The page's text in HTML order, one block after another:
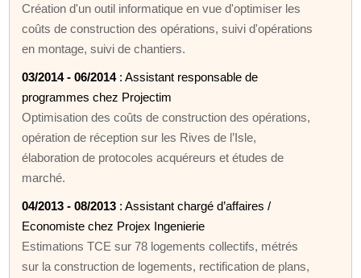
Création d'un outil informatique en vue d'optimiser les
coûts de construction des opérations, suivi d'opérations
en montage, suivi de chantiers.
03/2014 - 06/2014: Assistant responsable de
programmes chez Projectim
Optimisation des coûts de construction des opérations,
opération de réception sur les Rives de l’Isle,
élaboration de protocoles acquéreurs et études de
marché.
04/2013 - 08/2013 : Assistant chargé d’affaires /
Economiste chez Projex Ingenierie
Estimations TCE sur 78 logements collectifs, métrés
sur la construction de logements, rectification de plans,